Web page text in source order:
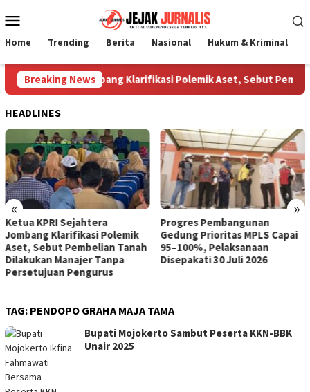
ke
Mobile
Home Trending Berita Nasional Hukum & Kriminal
Breaking News
Sejahtera Jombang Klarifikasi Polemik Aset, Sebut
HEADLINES
« »
Ketua KPRI Sejahtera
Jombang Klarifikasi Polemik
Aset, Sebut Pembelian Tanah
Dilakukan Manajer Tanpa
Persetujuan Pengurus
Progres Pembangunan
Gedung Prioritas MPLS Capai
95–100%, Pelaksanaan
Disepakati 30 Juli 2026
TAG: PENDOPO GRAHA MAJA TAMA
Bupati Mojokerto Sambut Peserta KKN-BBK
Unair 2025